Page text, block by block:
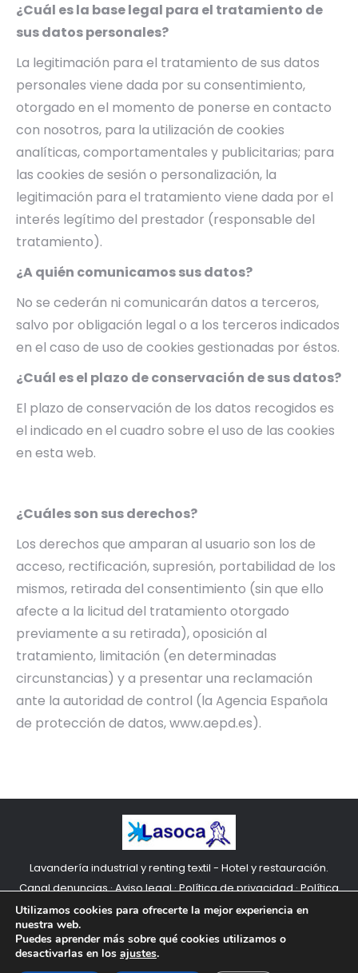
¿Cuál es la base legal para el tratamiento de
sus datos personales?
La legitimación para el tratamiento de sus datos
personales viene dada por su consentimiento,
otorgado en el momento de ponerse en contacto
con nosotros, para la utilización de cookies
analíticas, comportamentales y publicitarias; para
las cookies de sesión o personalización, la
legitimación para el tratamiento viene dada por el
interés legítimo del prestador (responsable del
tratamiento).
¿A quién comunicamos sus datos?
No se cederán ni comunicarán datos a terceros,
salvo por obligación legal o a los terceros indicados
en el caso de uso de cookies gestionadas por éstos.
¿Cuál es el plazo de conservación de sus datos?
El plazo de conservación de los datos recogidos es
el indicado en el cuadro sobre el uso de las cookies
en esta web.
¿Cuáles son sus derechos?
Los derechos que amparan al usuario son los de
acceso, rectificación, supresión, portabilidad de los
mismos, retirada del consentimiento (sin que ello
afecte a la licitud del tratamiento otorgado
previamente a su retirada), oposición al
tratamiento, limitación (en determinadas
circunstancias) y a presentar una reclamación
ante la autoridad de control (la Agencia Española
de protección de datos, www.aepd.es).
Lavandería industrial y renting textil - Hotel y restauración.
Canal denuncias·Aviso legal·Política de privacidad·Política
de cookies
Utilizamos cookies para ofrecerte la mejor experiencia en
nuestra web.
Puedes aprender más sobre qué cookies utilizamos o
desactivarlas en los ajustes.